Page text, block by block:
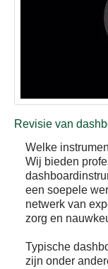
Revisie van
Welke
Wij bieden
een soepele
netwerk van
zorg en
Typische
zijn onder